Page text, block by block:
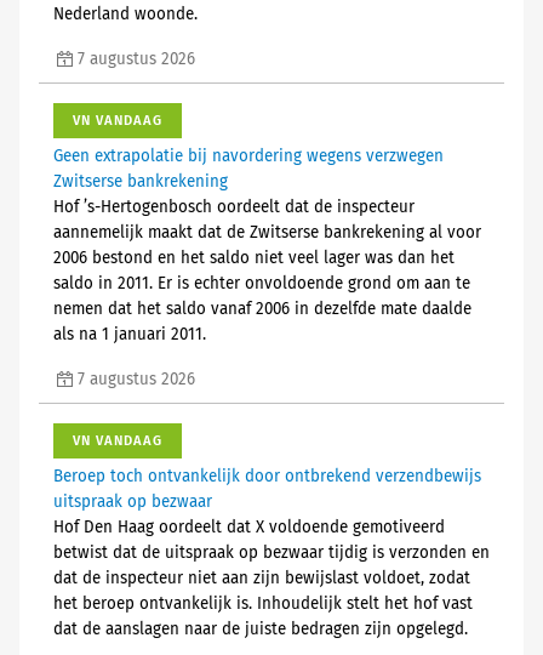
Nederland woonde.
7 augustus 2026
VN VANDAAG
Geen extrapolatie bij navordering wegens verzwegen
Zwitserse bankrekening
Hof ’s-Hertogenbosch oordeelt dat de inspecteur
aannemelijk maakt dat de Zwitserse bankrekening al voor
2006 bestond en het saldo niet veel lager was dan het
saldo in 2011. Er is echter onvoldoende grond om aan te
nemen dat het saldo vanaf 2006 in dezelfde mate daalde
als na 1 januari 2011.
7 augustus 2026
VN VANDAAG
Beroep toch ontvankelijk door ontbrekend verzendbewijs
uitspraak op bezwaar
Hof Den Haag oordeelt dat X voldoende gemotiveerd
betwist dat de uitspraak op bezwaar tijdig is verzonden en
dat de inspecteur niet aan zijn bewijslast voldoet, zodat
het beroep ontvankelijk is. Inhoudelijk stelt het hof vast
dat de aanslagen naar de juiste bedragen zijn opgelegd.